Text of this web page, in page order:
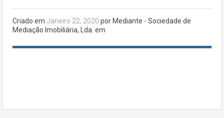
Criado em Janeiro 22, 2020 por Mediante - Sociedade de
Mediação Imobiliária, Lda. em